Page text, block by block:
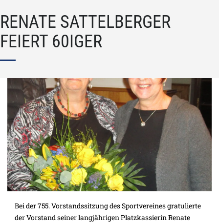
RENATE SATTELBERGER
FEIERT 60IGER
Bei der 755. Vorstandssitzung des Sportvereines gratulierte
der Vorstand seiner langjährigen Platzkassierin Renate